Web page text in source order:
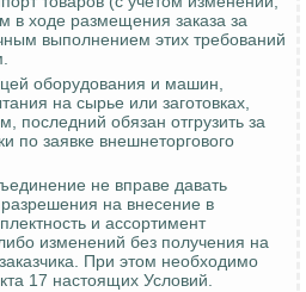
в ходе размещения заказа за
выполнением этих требований
оборудования и машин,
на сырье или заготовках,
последний обязан отгрузить за
по заявке внешнеторгового
не вправе давать
на внесение в
и ассортимент
изменений без получения на
При этом необходимо
17 настоящих Условий.